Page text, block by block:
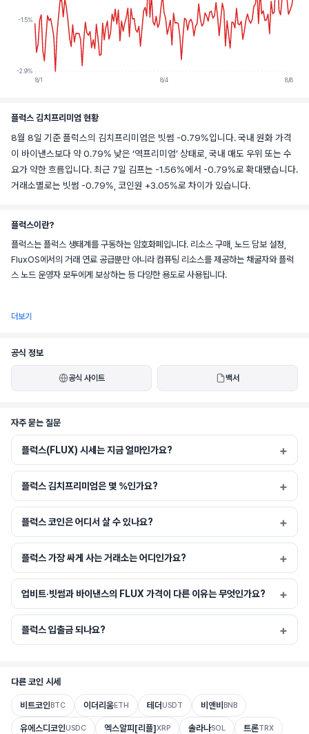
-1.5%
-2.9%
8/1
8/4 8/8
플럭스 김치프리미엄 현황
8월 8일 기준 플럭스의 김치프리미엄은 빗썸 -0.79%입니다. 국내 원화 가격
이 바이낸스보다 약 0.79% 낮은 ‘역프리미엄’ 상태로, 국내 매도 우위 또는 수
요가 약한 흐름입니다. 최근 7일 김프는 -1.56%에서 -0.79%로 확대됐습니다.
거래소별로는 빗썸 -0.79%, 코인원 +3.05%로 차이가 있습니다.
플럭스이란?
플럭스는 플럭스 생태계를 구동하는 암호화폐입니다. 리소스 구매, 노드 담보 설정,
FluxOS에서의 거래 연료 공급뿐만 아니라 컴퓨팅 리소스를 제공하는 채굴자와 플럭
스 노드 운영자 모두에게 보상하는 등 다양한 용도로 사용됩니다.
도록 지원하는 데 전념하고 있습니다.
명(PoW) 암호화폐($FLUX); 강력한 탈중앙화 컴퓨팅 네트워크인 플럭스 노드
(FluxNodes); 리눅스 기반 운영체제인 FluxOS; 온체인 거버넌스, 경제, 다른 블록
체인과의 상호 운용성을 위한 병렬 자산 및 DeFi 접근을 가능하게 하는 플럭스 블록체
인; 그리고 마지막으로 FluxAI, FluxCloud, FluxEdge, Zelcore Wallet, SSP 멀
티시그 브라우저 지갑, 궁극적인 스왑 애그리게이터인 FusionX와 같은 플럭스 제품
들입니다.
현재(2025년 5월) 플럭스는 전 세계에 분산된 약 11,500개의 탈중앙화 노드로 구성
된 컴퓨팅 네트워크를 보유하고 있으며, 96,000개 이상의 CPU 코어, 230테라바이
트의 RAM, 6.1페타바이트 이상의 스토리지를 갖추고 있습니다. 이는 FluxCloud를
세계에서 가장 큰 탈중앙화 네트워크로 만듭니다!
더보기
공식 정보
공식 사이트 백서
자주 묻는 질문
플럭스(FLUX) 시세는 지금 얼마인가요?
플럭스 김치프리미엄은 몇 %인가요?
플럭스 코인은 어디서 살 수 있나요?
플럭스 가장 싸게 사는 거래소는 어디인가요?
업비트·빗썸과 바이낸스의 FLUX 가격이 다른 이유는 무엇인가요?
플럭스 입출금 되나요?
다른 코인 시세
비트코인BTC 이더리움ETH 테더USDT 비앤비 BNB
유에스디코인USDC 엑스알피[리플]XRP 솔라나SOL 트론TRX